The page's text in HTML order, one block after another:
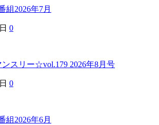
組2026年7月
0
スリー☆vol.179 2026年8月号
0
組2026年6月